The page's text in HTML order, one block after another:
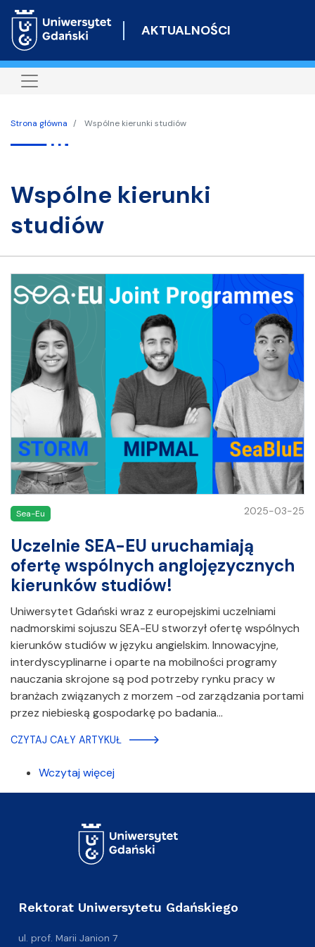
do
AKTUALNOŚCI
Strona główna Wspólne kierunki studiów
Wspólne kierunki
studiów
Sea-Eu 2025-03-25
Uczelnie SEA-EU uruchamiają
ofertę wspólnych anglojęzycznych
kierunków studiów!
Uniwersytet Gdański wraz z europejskimi uczelniami
nadmorskimi sojuszu SEA-EU stworzył ofertę wspólnych
kierunków studiów w języku angielskim. Innowacyjne,
interdyscyplinarne i oparte na mobilności programy
nauczania skrojone są pod potrzeby rynku pracy w
branżach związanych z morzem -od zarządzania portami
przez niebieską gospodarkę po badania…
CZYTAJ CAŁY ARTYKUŁ
Wczytaj więcej
Rektorat Uniwersytetu Gdańskiego
ul. prof. Marii Janion 7